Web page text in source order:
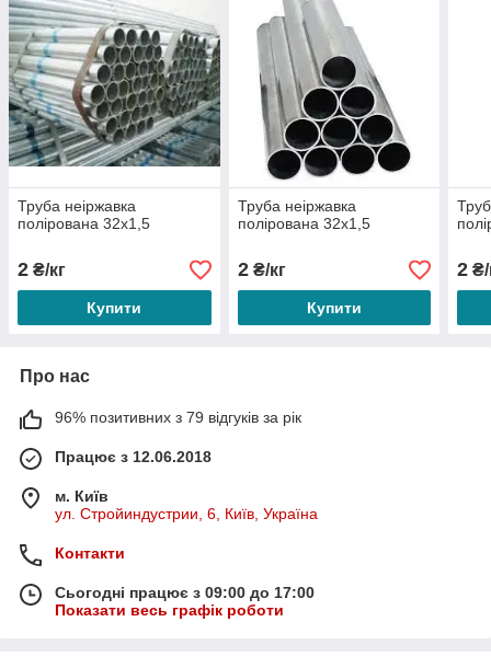
Труба неіржавка
полірована 32х1,5
2 ₴/кг
Купити
Труба неіржавка
полірована 32х1,5
2₴/кг
Купити
2 ₴/
Про нас
96% позитивних з 79 відгуків за рік
Працює з 12.06.2018
м. Київ
ул. Стройиндустрии, 6, Київ, Україна
Контакти
Сьогодні працює з 09:00 до 17:00
Показати весь графік роботи